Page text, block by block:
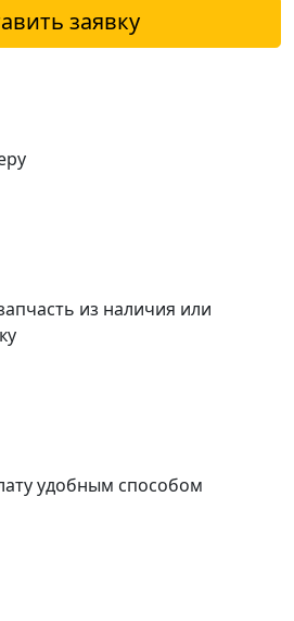
заявку
из наличия или
удобным способом